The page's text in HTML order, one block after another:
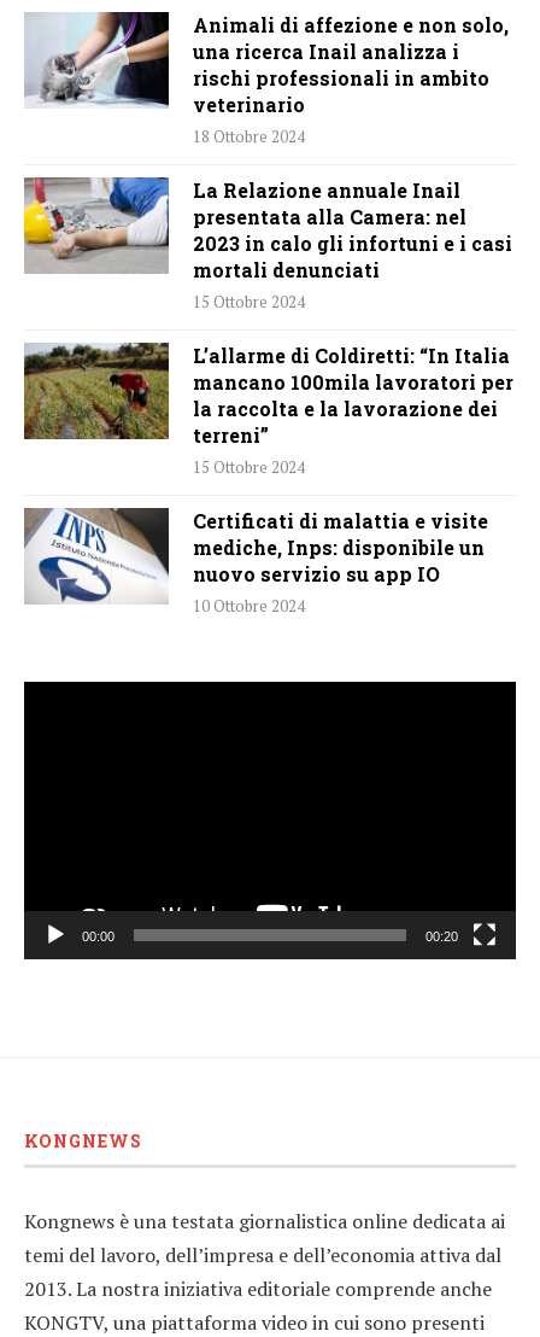
Animali di affezione e non solo,
una ricerca Inail analizza i
rischi professionali in ambito
veterinario
18 Ottobre 2024
La Relazione annuale Inail
presentata alla Camera: nel
2023 in calo gli infortuni e i casi
mortali denunciati
15 Ottobre 2024
L’allarme di Coldiretti: “In Italia
mancano 100mila lavoratori per
la raccolta e la lavorazione dei
terreni”
15 Ottobre 2024
Certificati di malattia e visite
mediche, Inps: disponibile un
nuovo servizio su app IO
10 Ottobre 2024
00:00 00:20
KONGNEWS
Kongnews è una testata giornalistica online dedicata ai
temi del lavoro, dell’impresa e dell’economia attiva dal
2013. La nostra iniziativa editoriale comprende anche
KONGTV, una piattaforma video in cui sono presenti